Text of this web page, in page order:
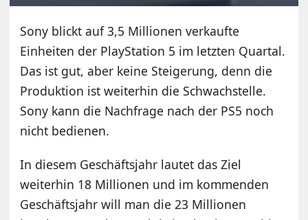
Sony blickt auf 3,5 Millionen verkaufte
Einheiten der PlayStation 5 im letzten Quartal.
Das ist gut, aber keine Steigerung, denn die
Produktion ist weiterhin die Schwachstelle.
Sony kann die Nachfrage nach der PS5 noch
nicht bedienen.
In diesem Geschäftsjahr lautet das Ziel
weiterhin 18 Millionen und im kommenden
Geschäftsjahr will man die 23 Millionen